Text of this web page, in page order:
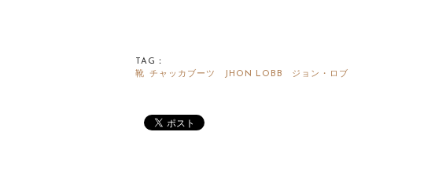
TAG：
靴
チャッカブーツ JHON LOBB ジョン・ロブ